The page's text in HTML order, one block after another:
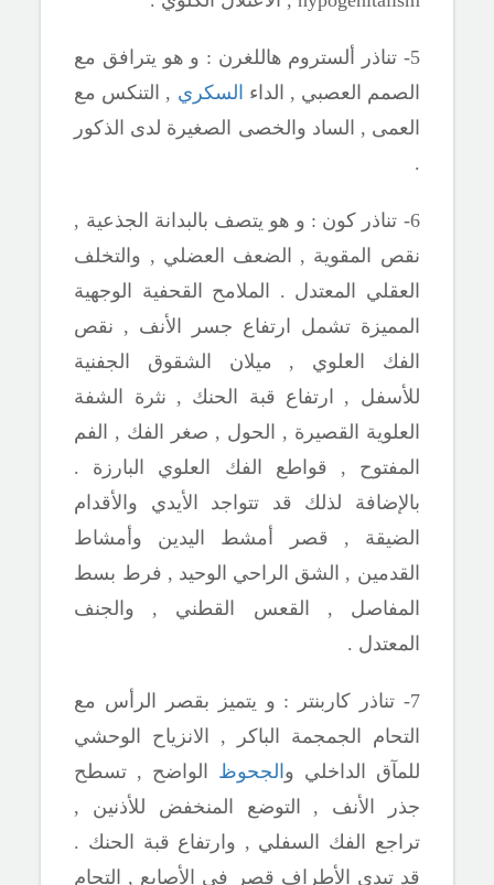
5- تناذر ألستروم هاللغرن : و هو يترافق مع
الصمم العصبي , الداء السكري , التنكس مع
العمى , الساد والخصى الصغيرة لدى الذكور
.
6- تناذر كون : و هو يتصف بالبدانة الجذعية ,
نقص المقوية , الضعف العضلي , والتخلف
العقلي المعتدل . الملامح القحفية الوجهية
المميزة تشمل ارتفاع جسر الأنف , نقص
الفك العلوي , ميلان الشقوق الجفنية
للأسفل , ارتفاع قبة الحنك , نثرة الشفة
العلوية القصيرة , الحول , صغر الفك , الفم
المفتوح , قواطع الفك العلوي البارزة .
بالإضافة لذلك قد تتواجد الأيدي والأقدام
الضيقة , قصر أمشط اليدين وأمشاط
القدمين , الشق الراحي الوحيد , فرط بسط
المفاصل , القعس القطني , والجنف
المعتدل .
7- تناذر كاربنتر : و يتميز بقصر الرأس مع
التحام الجمجمة الباكر , الانزياح الوحشي
للمآق الداخلي والجحوظ الواضح , تسطح
جذر الأنف , التوضع المنخفض للأذنين ,
تراجع الفك السفلي , وارتفاع قبة الحنك .
قد تبدي الأطراف قصر في الأصابع , التحام